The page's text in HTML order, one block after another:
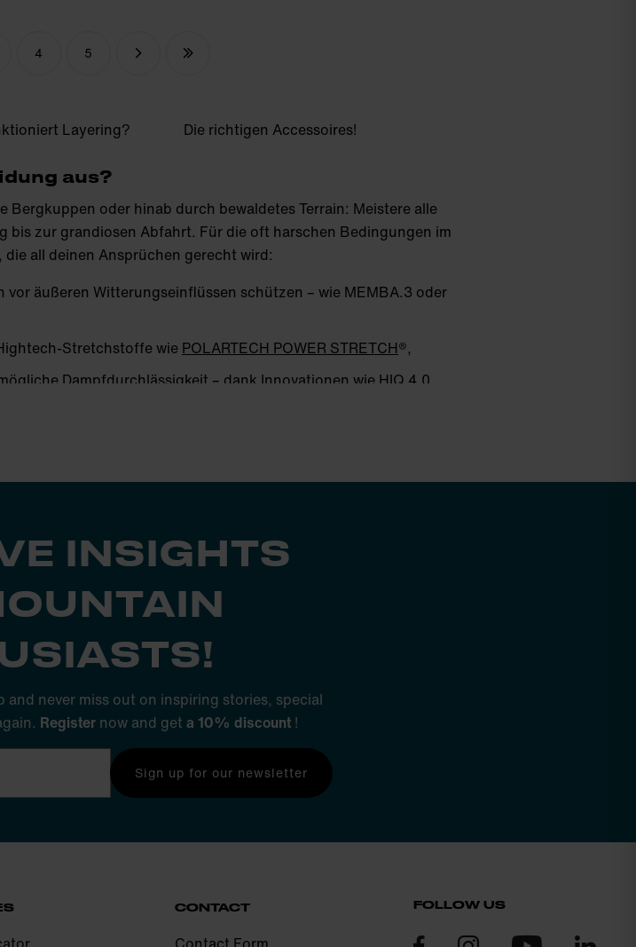
4 5
Layering? Die richtigen Accessoires!
aus?
oder hinab durch bewaldetes Terrain: Meistere alle
zur grandiosen Abfahrt. Für die oft harschen Bedingungen im
all deinen Ansprüchen gerecht wird:
äußeren Witterungseinflüssen schützen – wie MEMBA.3 oder
Stretchstoffe wie POLARTECH POWER STRETCH®,
Dampfdurchlässigkeit – dank Innovationen wie HIQ 4.0,
oder stört dich. Flexible Abschlüsse halten alles an seinem Platz. Und
INSIGHTS
never miss out on inspiring stories, special
Registernow and get a 10% discount !
Sign up for our newsletter
CONTACT FOLLOW US